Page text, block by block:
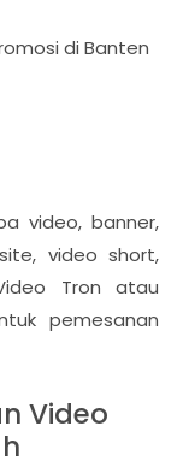
di Banten
video, banner,
video short,
Tron atau
pemesanan
Video